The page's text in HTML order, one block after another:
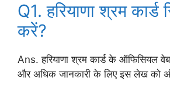
Q1. हरियाणा श्रम कार्ड
करें?
Ans. हरियाणा श्रम कार्ड के ऑफिसियल
और अधिक जानकारी के लिए इस लेख को